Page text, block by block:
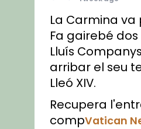
La Carmina va
Fa gairebé
Lluís
arribar el seu
Lleó XIV.
Recupera
compVatican